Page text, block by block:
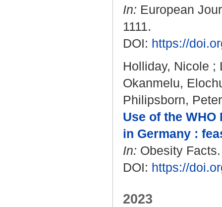
In: European
1111.
DOI: https://
Holliday, Nicole ;
Okanmelu,
Philipsborn, Peter
Use of the
in Germany :
In: Obesity
DOI: https://
2023